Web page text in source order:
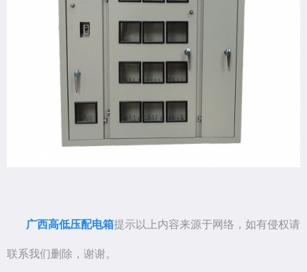
广西高低压配电箱提示以上内容来源于网络，如有侵权请
联系我们删除，谢谢。